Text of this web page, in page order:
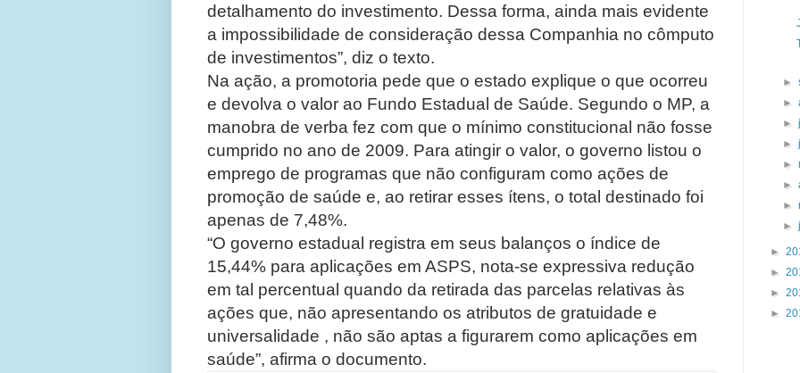
detalhamento do investimento. Dessa forma, ainda mais evidente
a impossibilidade de consideração dessa Companhia no cômputo
de investimentos”, diz o texto.
Na ação, a promotoria pede que o estado explique o que ocorreu
e devolva o valor ao Fundo Estadual de Saúde. Segundo o MP, a
manobra de verba fez com que o mínimo constitucional não fosse
cumprido no ano de 2009. Para atingir o valor, o governo listou o
emprego de programas que não configuram como ações de
promoção de saúde e, ao retirar esses ítens, o total destinado foi
apenas de 7,48%.
“O governo estadual registra em seus balanços o índice de
15,44% para aplicações em ASPS, nota-se expressiva redução
em tal percentual quando da retirada das parcelas relativas às
ações que, não apresentando os atributos de gratuidade e
universalidade , não são aptas a figurarem como aplicações em
saúde”, afirma o documento.
►
►
►
►
►
►
►
►
►
►
►
►